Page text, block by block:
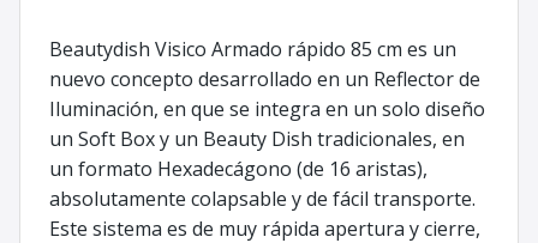
Beautydish Visico Armado rápido 85 cm es un
nuevo concepto desarrollado en un Reflector de
Iluminación, en que se integra en un solo diseño
un Soft Box y un Beauty Dish tradicionales, en
un formato Hexadecágono (de 16 aristas),
absolutamente colapsable y de fácil transporte.
Este sistema es de muy rápida apertura y cierre,